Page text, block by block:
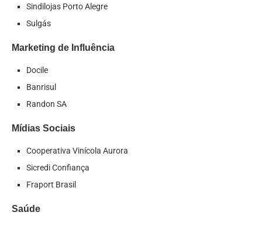
Sindilojas Porto Alegre
Sulgás
Marketing de Influência
Docile
Banrisul
Randon SA
Mídias Sociais
Cooperativa Vinícola Aurora
Sicredi Confiança
Fraport Brasil
Saúde